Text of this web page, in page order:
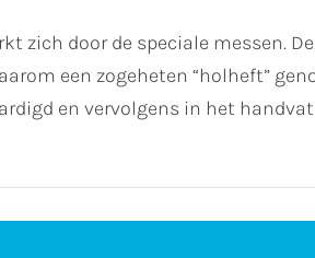
zich door de speciale messen.
een zogeheten “holheft”
en vervolgens in het